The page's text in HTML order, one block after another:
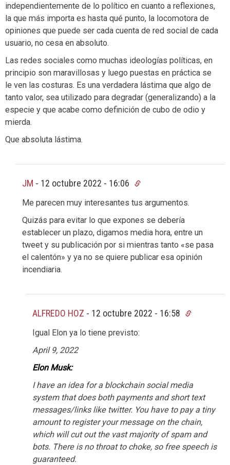
independientemente de lo político en cuanto a reflexiones,
la que más importa es hasta qué punto, la locomotora de
opiniones que puede ser cada cuenta de red social de cada
usuario, no cesa en absoluto.
Las redes sociales como muchas ideologías políticas, en
principio son maravillosas y luego puestas en práctica se
le ven las costuras. Es una verdadera lástima que algo de
tanto valor, sea utilizado para degradar (generalizando) a la
especie y que acabe como definición de cubo de odio y
mierda.
Que absoluta lástima.
JM - 12 octubre 2022 - 16:06
Me parecen muy interesantes tus argumentos.
Quizás para evitar lo que expones se debería
establecer un plazo, digamos media hora, entre un
tweet y su publicación por si mientras tanto «se pasa
el calentón» y ya no se quiere publicar esa opinión
incendiaria.
ALFREDO HOZ - 12 octubre 2022 - 16:58
Igual Elon ya lo tiene previsto:
April 9, 2022
Elon Musk:
I have an idea for a blockchain social media
system that does both payments and short text
messages/links like twitter. You have to pay a tiny
amount to register your message on the chain,
which will cut out the vast majority of spam and
bots. There is no throat to choke, so free speech is
guaranteed.